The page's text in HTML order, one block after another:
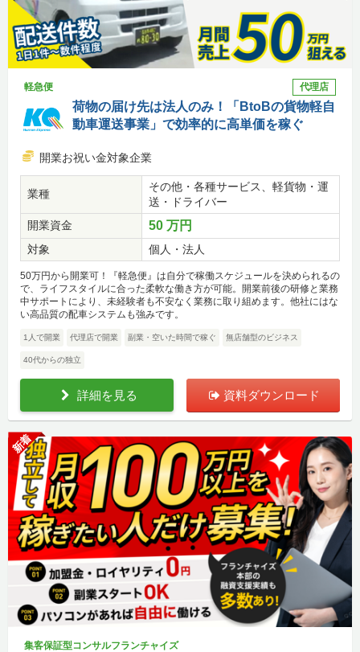
軽急便 代理店
荷物の届け先は法人のみ！「BtoBの貨物軽自
動車運送事業」で効率的に高単価を稼ぐ
開業お祝い金対象企業
業種
その他・各種サービス、軽貨物・運
送・ドライバー
開業資金
50 万円
対象 個人・法人
50万円から開業可！『軽急便』は自分で稼働スケジュールを決められるの
で、ライフスタイルに合った柔軟な働き方が可能。開業前後の研修と業務
中サポートにより、未経験者も不安なく業務に取り組めます。他社にはな
い高品質の配車システムも強みです。
1人で開業 代理店で開業 副業・空いた時間で稼ぐ 無店舗型のビジネス
40代からの独立
詳細を見る 資料ダウンロード
新着
集客保証型コンサルフランチャイズ